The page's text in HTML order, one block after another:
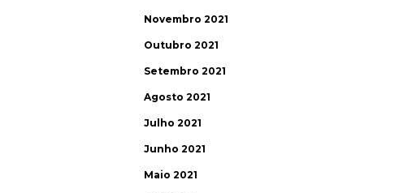
Novembro 2021
Outubro 2021
Setembro 2021
Agosto 2021
Julho 2021
Junho 2021
Maio 2021